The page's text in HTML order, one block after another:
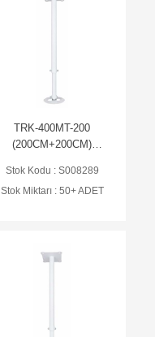
TRK-400MT-200
(200CM+200CM)
(Ral 9016)
Stok Kodu : S008289
Stok Miktarı : 50+ ADET